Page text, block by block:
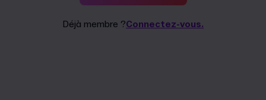
Déjà membre ?Connectez-vous.